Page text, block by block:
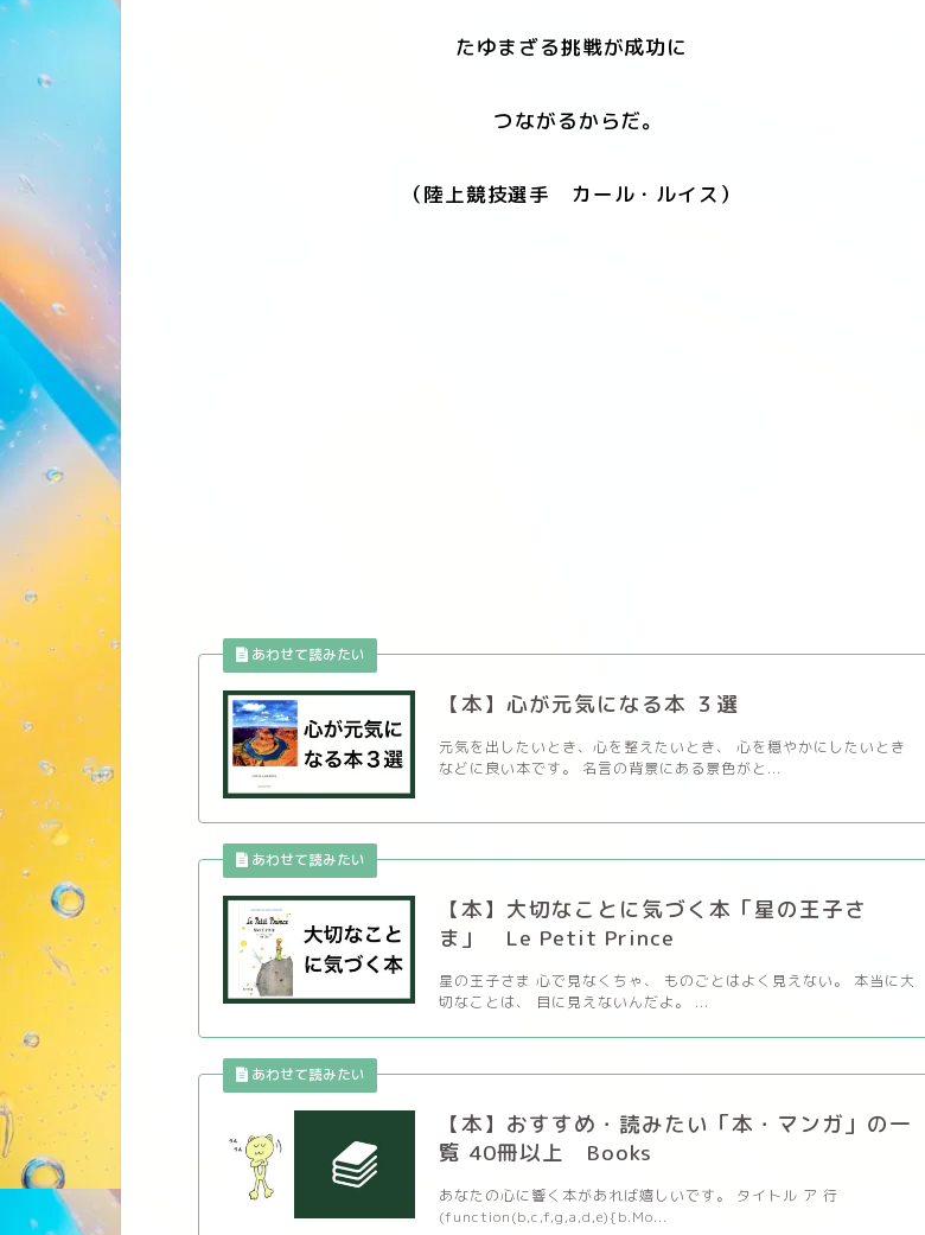
たゆまざる挑戦が成功に
つながるからだ。
（陸上競技選手 カール・ルイス）
【本】心が元気になる本 ３選
元気を出したいとき、心を整えたいとき、 心を穏やかにしたいとき
などに良い本です。 名言の背景にある景色がと...
【本】大切なことに気づく本「星の王子さ
ま」 Le Petit Prince
星の王子さま 心で見なくちゃ、 ものごとはよく見えない。 本当に大
切なことは、 目に見えないんだよ。 ...
【本】おすすめ・読みたい「本・マンガ」の一
覧 40冊以上 Books
あなたの心に響く本があれば嬉しいです。 タイトル ア 行
(function(b,c,f,g,a,d,e){b.Mo...